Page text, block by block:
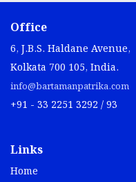
Office
6, J.B.S. Haldane Avenue,
Kolkata 700 105, India.
info@bartamanpatrika.com
+91 - 33 2251 3292 / 93
Links
Home